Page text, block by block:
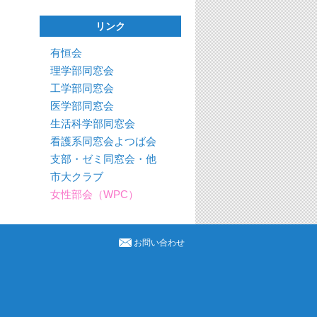
リンク
有恒会
理学部同窓会
工学部同窓会
医学部同窓会
生活科学部同窓会
看護系同窓会よつば会
支部・ゼミ同窓会・他
市大クラブ
女性部会（WPC）
お問い合わせ